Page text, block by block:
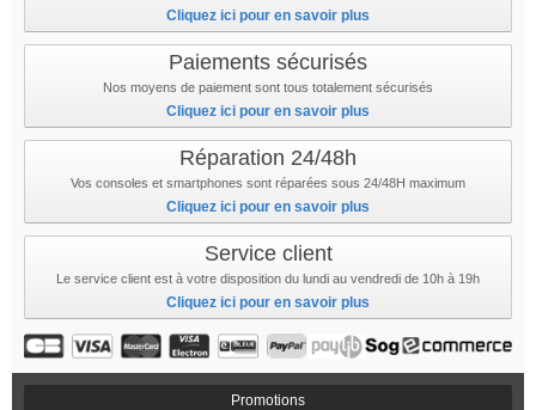
Cliquez ici pour en savoir plus
Paiements sécurisés
Nos moyens de paiement sont tous totalement sécurisés
Cliquez ici pour en savoir plus
Réparation 24/48h
Vos consoles et smartphones sont réparées sous 24/48H maximum
Cliquez ici pour en savoir plus
Service client
Le service client est à votre disposition du lundi au vendredi de 10h à 19h
Cliquez ici pour en savoir plus
Promotions